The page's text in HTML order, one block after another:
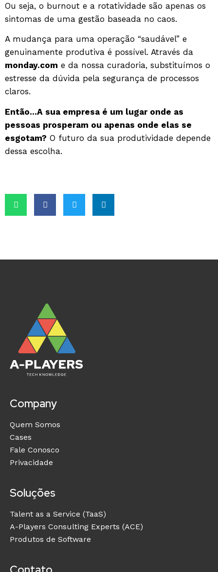
Ou seja, o burnout e a rotatividade são apenas os
sintomas de uma gestão baseada no caos.
A mudança para uma operação “saudável” e
genuinamente produtiva é possível. Através da
monday.com e da nossa curadoria, substituímos o
estresse da dúvida pela segurança de processos
claros.
Então…A sua empresa é um lugar onde as
pessoas prosperam ou apenas onde elas se
esgotam? O futuro da sua produtividade depende
dessa escolha.
Company
Quem Somos
Cases
Fale Conosco
Privacidade
Soluções
Talent as a Service (TaaS)
A-Players Consulting Experts (ACE)
Produtos de Software